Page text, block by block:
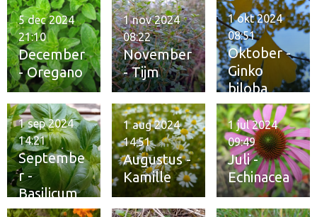
December
- Oregano
5 dec 2024
21:10
November
- Tijm
1 nov 2024
08:22
Oktober -
Ginko
biloba
1 okt 2024
08:51
Septembe
r -
Basilicum
1 sep 2024
14:21
Augustus -
Kamille
1 aug 2024
14:51
Juli -
Echinacea
1 jul 2024
09:49